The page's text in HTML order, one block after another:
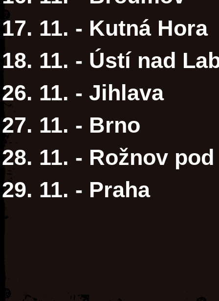
17. 11. - Kutná Hora
18. 11. - Ústí nad
26. 11. - Jihlava
27. 11. - Brno
28. 11. - Rožnov
29. 11. - Praha